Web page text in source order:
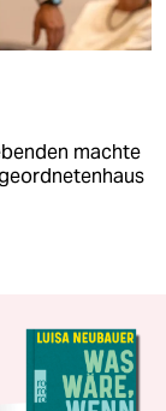
machte